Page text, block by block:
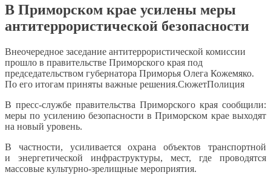
В Приморском крае усилены меры
антитеррористической безопасности
Внеочередное заседание антитеррористической комиссии
прошло в правительстве Приморского края под
председательством губернатора Приморья Олега Кожемяко.
По его итогам приняты важные решения.СюжетПолиция
В пресс-службе правительства Приморского края сообщили:
меры по усилению безопасности в Приморском крае выходят
на новый уровень.
В частности, усиливается охрана объектов транспортной
и энергетической инфраструктуры, мест, где проводятся
массовые культурно-зрелищные мероприятия.